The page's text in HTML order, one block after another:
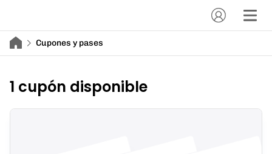
Cupones y pases
1 cupón disponible